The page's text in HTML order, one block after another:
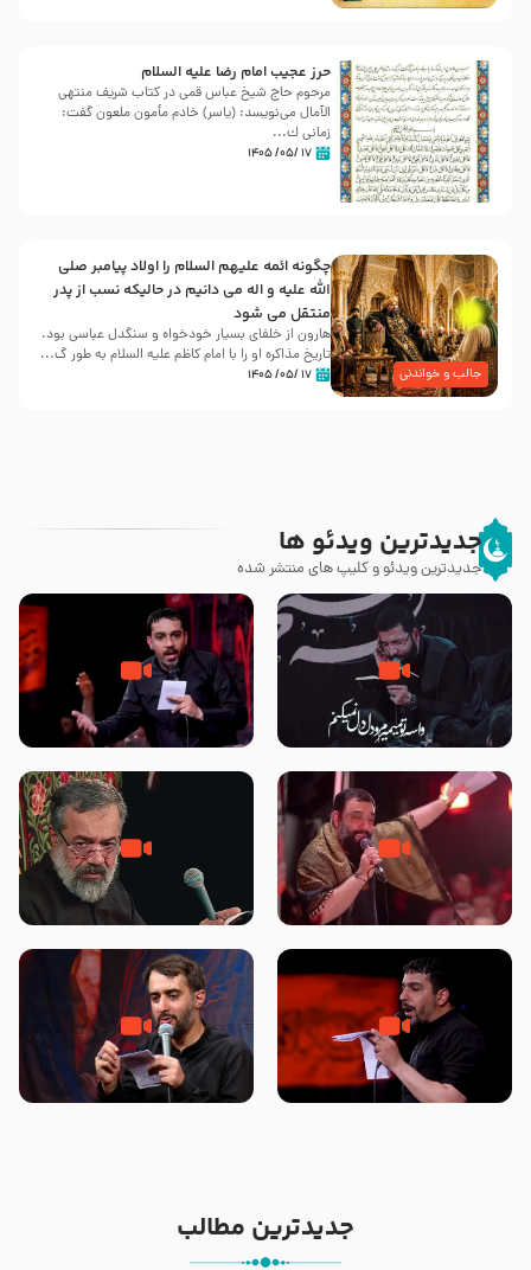
حرز عجیب امام رضا علیه السلام
مرحوم حاج شیخ عباس قمی در کتاب شریف منتهی
الآمال می‌نویسد: (ياسر) خادم مأمون ملعون گفت:
زمانى ك...
۱۷ /۰۵/ ۱۴۰۵
جالب و خواندنی
چگونه ائمه علیهم السلام را اولاد پیامبر صلی
الله علیه و اله می دانیم در حالیکه نسب از پدر
منتقل می شود
هارون از خلفای بسیار خودخواه و سنگدل عباسی بود.
تاریخ مذاکره او را با امام کاظم علیه السلام به طور گ...
۱۷ /۰۵/ ۱۴۰۵
جدیدترین ویدئو ها
جدیدترین ویدئو و کلیپ های منتشر شده
مصداق کربلا – حاج حسین سیب
سرخی
شور ، حسینا! به‌ حق زهرا «أُنْظُرْ
إِلَینا» – عزاداری شب هفتم ماه
جانا جانا ابی عبدالله – کربلایی جواد
مقدم – شب هشتم محرم 1448 –
مادر منم مثل تو خمیدم – حاج
محمود کریمی – شهادت حضرت
هیئت رایة العباس علیه السلام
تک ، عبّاس، صاحب دل‌هاست –
حاج حنیف طاهری – عزاداری شب
من غلام نوکراتم من عاشق کربلاتم
– شور زمینه – شب هفتم – محرم
جدیدترین مطالب